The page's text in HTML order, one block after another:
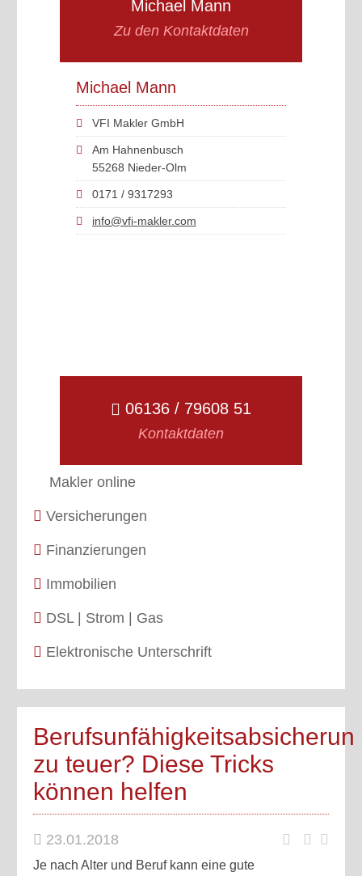
Michael Mann
Zu den Kontaktdaten
Michael Mann
VFI Makler GmbH
Am Hahnenbusch
55268 Nieder-Olm
0171 / 9317293
info@vfi-makler.com
06136 / 79608 51
Kontaktdaten
Makler online
Versicherungen
Finanzierungen
Immobilien
DSL | Strom | Gas
Elektronische Unterschrift
zu teuer? Diese Tricks
können helfen
23.01.2018
Je nach Alter und Beruf kann eine gute